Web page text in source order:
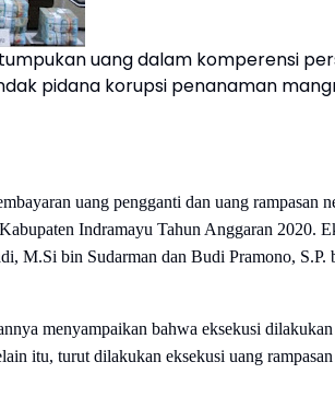
uang dalam komperensi
pidana korupsi penanaman
uang pengganti dan uang rampasan
Indramayu Tahun Anggaran 2020.
M.Si bin Sudarman dan Budi Pramono, S.P.
menyampaikan bahwa eksekusi
itu, turut dilakukan eksekusi uang rampasan